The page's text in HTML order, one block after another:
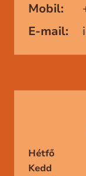
Mobil:
E-mail:
Hétfő
Kedd